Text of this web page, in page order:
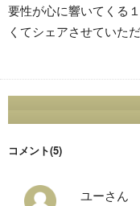
要性が心に響いてくる
くてシェアさせていただ
コメント(5)
ユーさん